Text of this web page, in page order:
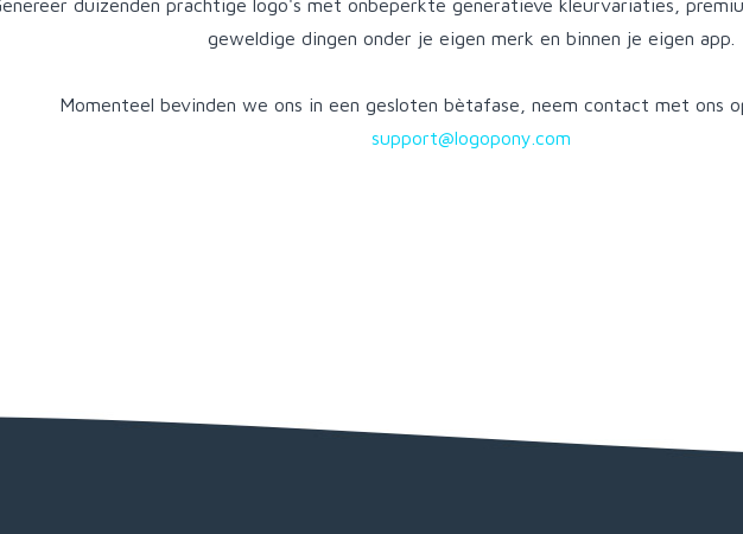
duizenden prachtige logo's met onbeperkte generatieve kleurvariaties,
geweldige dingen onder je eigen merk en binnen je eigen app.
Momenteel bevinden we ons in een gesloten bètafase, neem contact met ons
support@logopony.com